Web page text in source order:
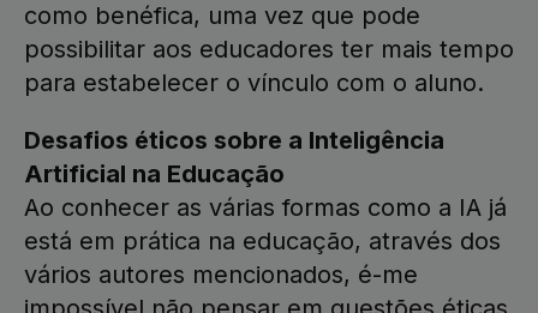
como benéfica, uma vez que pode
possibilitar aos educadores ter mais tempo
para estabelecer o vínculo com o aluno.
Desafios éticos sobre a Inteligência
Artificial na Educação
Ao conhecer as várias formas como a IA já
está em prática na educação, através dos
vários autores mencionados, é-me